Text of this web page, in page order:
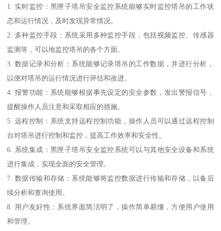
1. 实时监控：黑匣子塔吊安全监控系统能够实时监控塔吊的工作状
态和运行情况，及时发现异常情况。
2. 多种监控手段：系统采用多种监控手段，包括视频监控、传感器
监测等，可以地监控塔吊的各个方面。
3. 数据记录和分析：系统能够记录塔吊的工作数据，并进行分析，
以便对塔吊的运行情况进行评估和改进。
4. 报警功能：系统能够根据事先设定的安全参数，发出警报信号，
提醒操作人员注意和采取相应的措施。
5. 远程控制：系统支持远程控制功能，操作人员可以通过远程控制
台对塔吊进行控制和监控，提高工作效率和安全性。
6. 系统集成：黑匣子塔吊安全监控系统可以与其他安全设备和系统
进行集成，实现全面的安全管理。
7. 数据传输和存储：系统能够将监控数据进行传输和存储，以备后
续分析和查询使用。
8. 用户友好性：系统界面简洁明了，操作简单易懂，方便用户使用
和管理。